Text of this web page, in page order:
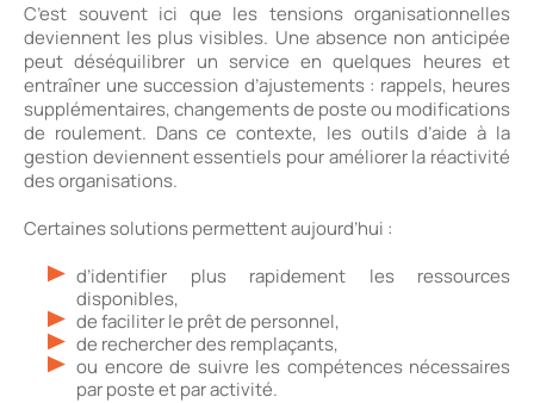
C’est souvent ici que les tensions organisationnelles
deviennent les plus visibles. Une absence non anticipée
peut déséquilibrer un service en quelques heures et
entraîner une succession d’ajustements : rappels, heures
supplémentaires, changements de poste ou modifications
de roulement. Dans ce contexte, les outils d’aide à la
gestion deviennent essentiels pour améliorer la réactivité
des organisations.
Certaines solutions permettent aujourd’hui :
d’identifier plus rapidement les ressources
disponibles,
de faciliter le prêt de personnel,
de rechercher des remplaçants,
ou encore de suivre les compétences nécessaires
par poste et par activité.